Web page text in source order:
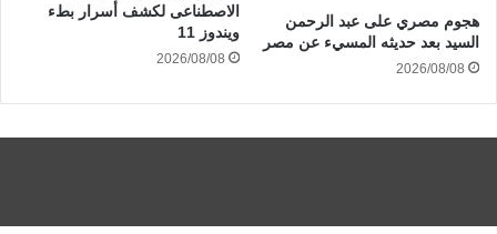
هجوم مصري على عبد الرحمن
السيد بعد حديثه المسيء عن مصر
2026/08/08
الاصطناعى لكشف أسرار بطء
ويندوز 11
2026/08/08